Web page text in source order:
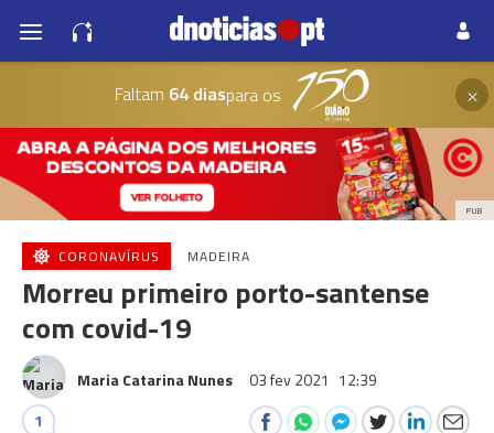
Faltam 64 diaspara os ×
PUB
CORONAVÍRUS MADEIRA
Morreu primeiro porto-santense
com covid-19
Maria Catarina Nunes 03 fev 2021 12:39
1